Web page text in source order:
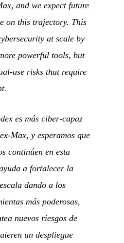
and we expect future
on this trajectory. This
at scale by
powerful tools, but
use risks that require
es más ciber-capaz
Max, y esperamos que
continúen en esta
a fortalecer la
dando a los
más poderosas,
nuevos riesgos de
un despliegue